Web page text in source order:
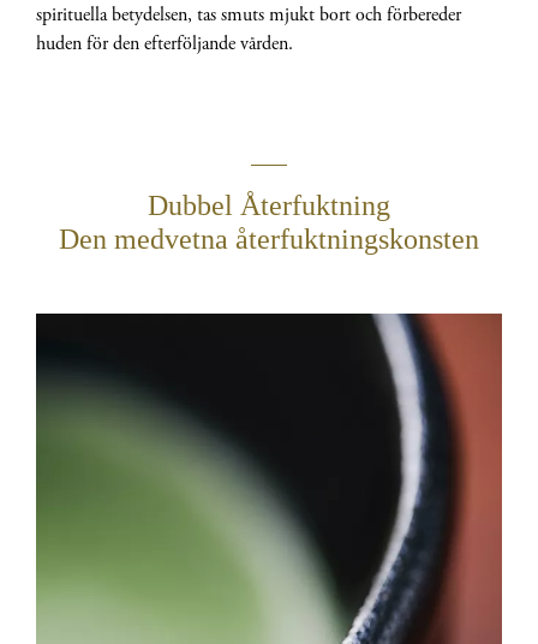
spirituella betydelsen, tas smuts mjukt bort och förbereder
huden för den efterföljande vården.
Dubbel Återfuktning
Den medvetna återfuktningskonsten